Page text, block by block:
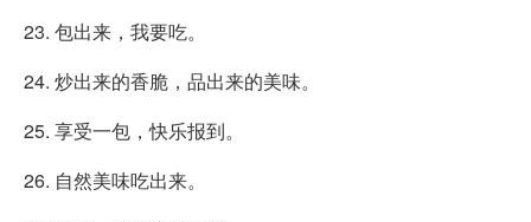
23. 包出来，我要吃。
24. 炒出来的香脆，品出来的美味。
25. 享受一包，快乐报到。
26. 自然美味吃出来。